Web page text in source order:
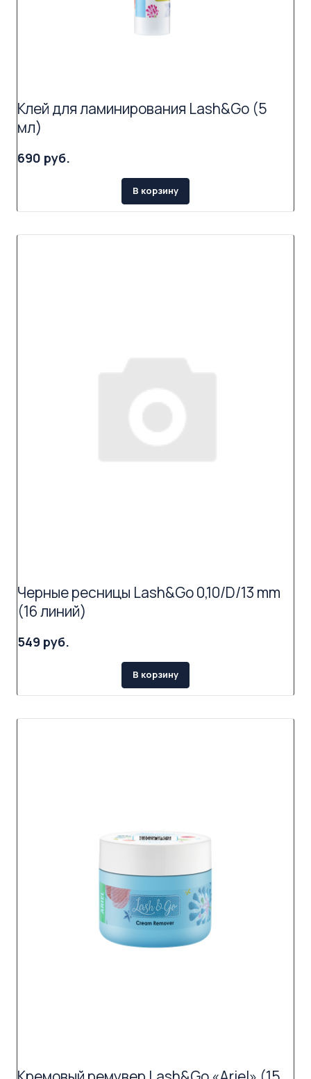
Клей для ламинирования Lash&Go (5
мл)
690 руб.
В корзину
Черные ресницы Lash&Go 0,10/D/13 mm
(16 линий)
549 руб.
В корзину